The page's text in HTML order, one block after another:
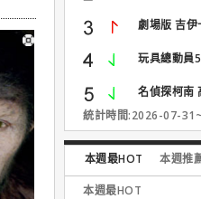
劇場版 吉伊
玩具總動員5
名偵探柯南
統計時間:2026-07-
本週最HOT 本週推
本週最HOT